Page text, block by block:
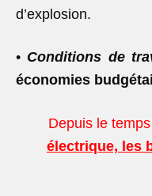
d’explosion.
• Conditions de
économies
Depuis le
électrique, les